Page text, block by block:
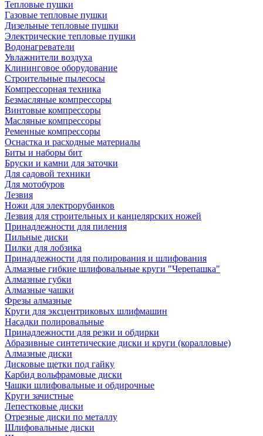
Тепловые пушки
Газовые тепловые пушки
Дизельные тепловые пушки
Электрические тепловые пушки
Водонагреватели
Увлажнители воздуха
Клининговое оборудование
Строительные пылесосы
Компрессорная техника
Безмасляные компрессоры
Винтовые компрессоры
Масляные компрессоры
Ременные компрессоры
Оснастка и расходные материалы
Биты и наборы бит
Бруски и камни для заточки
Для садовой техники
Для мотобуров
Лезвия
Ножи для электрорубанков
Лезвия для строительных и канцелярских ножей
Принадлежности для пиления
Пильные диски
Пилки для лобзика
Принадлежности для полирования и шлифования
Алмазные гибкие шлифовальные круги "Черепашка"
Алмазные губки
Алмазные чашки
Фрезы алмазные
Круги для эксцентриковых шлифмашин
Насадки полировальные
Принадлежности для резки и обдирки
Абразивные синтетические диски и круги (коралловые)
Алмазные диски
Дисковые щетки под гайку
Карбид вольфрамовые диски
Чашки шлифовальные и обдирочные
Круги зачистные
Лепестковые диски
Отрезные диски по металлу
Шлифовальные диски